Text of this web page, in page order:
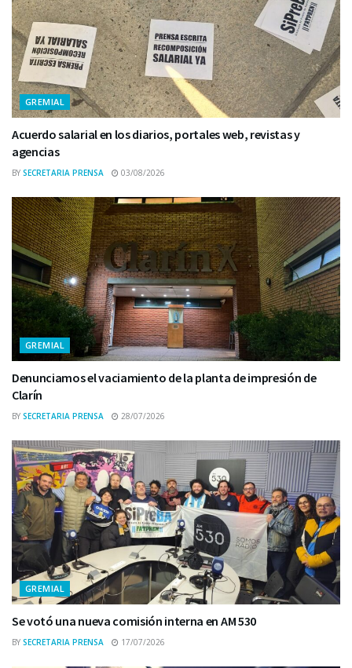
GREMIAL
Acuerdo salarial en los diarios, portales web, revistas y
agencias
BY SECRETARIA PRENSA 03/08/2026
GREMIAL
Denunciamos el vaciamiento de la planta de impresión de
Clarín
BY SECRETARIA PRENSA 28/07/2026
GREMIAL
Se votó una nueva comisión interna en AM 530
BY SECRETARIA PRENSA 17/07/2026